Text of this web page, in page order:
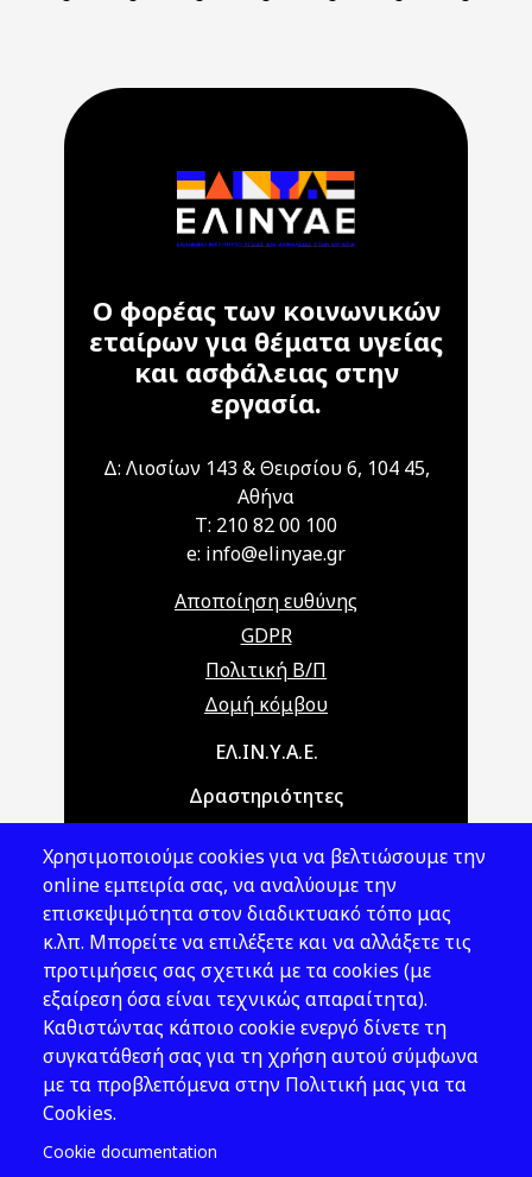
Ο φορέας των κοινωνικών
εταίρων για θέματα υγείας
και ασφάλειας στην
εργασία.
Δ: Λιοσίων 143 & Θειρσίου 6, 104 45,
Αθήνα
T: 210 82 00 100
e: info@elinyae.gr
Αποποίηση ευθύνης
GDPR
Πολιτική Β/Π
Δομή κόμβου
Main navigationΕΛ.ΙΝ.Υ.Α.Ε.
Δραστηριότητες
Νομοθεσία
Εκδόσεις
Νέα - Εκδηλώσεις
Ακολουθήστε μας
Χρησιμοποιούμε cookies για να βελτιώσουμε την
online εμπειρία σας, να αναλύουμε την
επισκεψιμότητα στον διαδικτυακό τόπο μας
κ.λπ. Μπορείτε να επιλέξετε και να αλλάξετε τις
προτιμήσεις σας σχετικά με τα cookies (με
εξαίρεση όσα είναι τεχνικώς απαραίτητα).
Καθιστώντας κάποιο cookie ενεργό δίνετε τη
συγκατάθεσή σας για τη χρήση αυτού σύμφωνα
με τα προβλεπόμενα στην Πολιτική μας για τα
Cookies.
Cookie documentation